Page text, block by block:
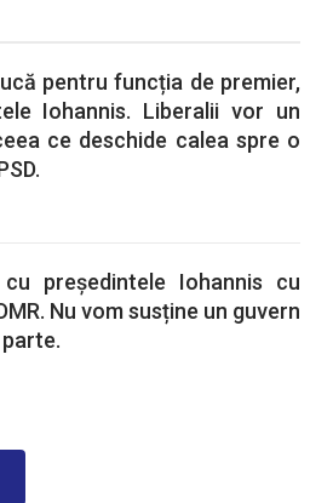
pentru funcția de premier,
Iohannis. Liberalii vor un
ce deschide calea spre o
președintele Iohannis cu
Nu vom susține un guvern